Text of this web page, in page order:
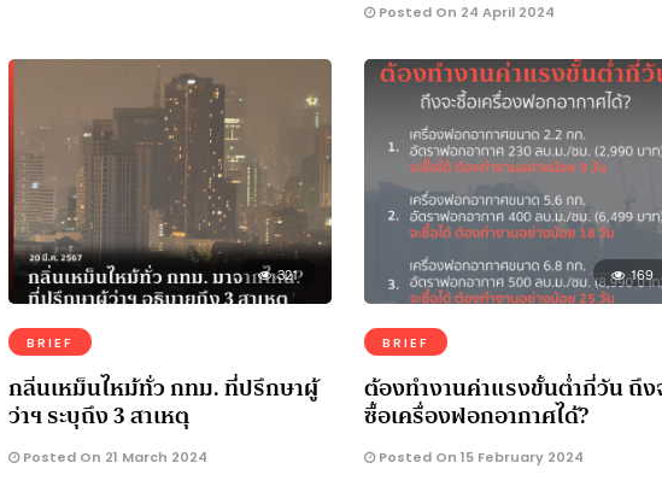
Posted On 24 April 2024
321
BRIEF
กลิ่นเหม็นไหม้ทั่ว กทม. ที่ปรึกษาผู้
ว่าฯ ระบุถึง 3 สาเหตุ
Posted On 21 March 2024
169
BRIEF
ต้องทำงานค่าแรงขั้นต่ำกี่วัน ถึง
ซื้อเครื่องฟอกอากาศได้?
Posted On 15 February 2024